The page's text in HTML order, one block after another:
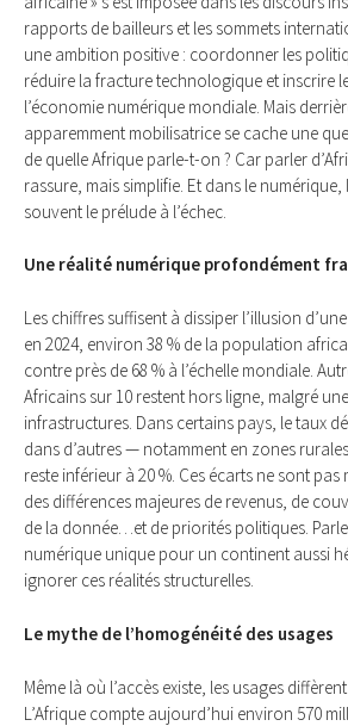
rapports de bailleurs et les sommets
une ambition positive : coordonner les
réduire la fracture technologique et inscrire
l’économie numérique mondiale. Mais
apparemment mobilisatrice se cache une
de quelle Afrique parle-t-on ? Car parler
rassure, mais simplifie. Et dans le
souvent le prélude à l’échec.
Une réalité numérique profondément
Les chiffres suffisent à dissiper l’illusion
en 2024, environ 38 % de la population
contre près de 68 % à l’échelle mondiale.
Africains sur 10 restent hors ligne, malgré
infrastructures. Dans certains pays, le taux
dans d’autres — notamment en zones
reste inférieur à 20 %. Ces écarts ne sont
des différences majeures de revenus, de
de la donnée…et de priorités politiques.
numérique unique pour un continent aussi
ignorer ces réalités structurelles.
Le mythe de l’homogénéité des usages
Même là où l’accès existe, les usages
L’Afrique compte aujourd’hui environ 570